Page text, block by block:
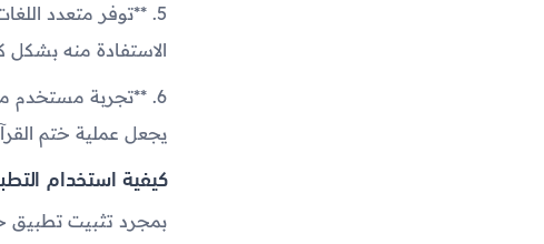
5. **توفر متعدد
الاستفادة منه بشكل
6. **تجربة مستخدم
يجعل عملية ختم
كيفية استخدام
بمجرد تثبيت تطبيق